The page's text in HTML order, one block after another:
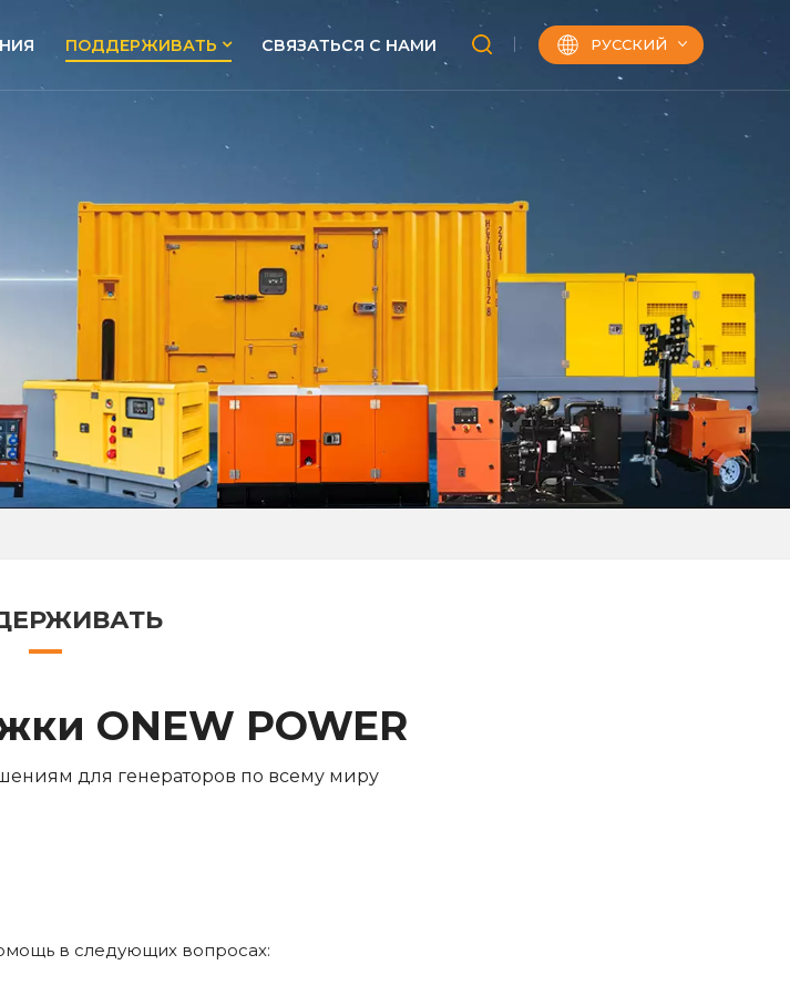
ПОДДЕРЖИВАТЬ СВЯЗАТЬСЯ С НАМИ РУССКИЙ
ONEW POWER
для генераторов по всему миру
в следующих вопросах: